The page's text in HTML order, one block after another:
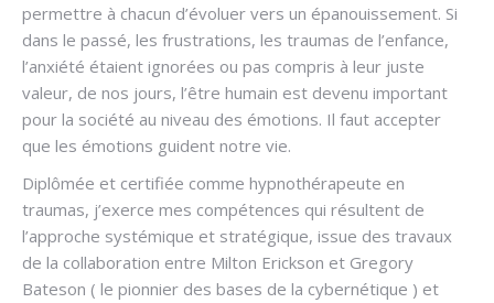
permettre à chacun d’évoluer vers un épanouissement. Si
dans le passé, les frustrations, les traumas de l’enfance,
l’anxiété étaient ignorées ou pas compris à leur juste
valeur, de nos jours, l’être humain est devenu important
pour la société au niveau des émotions. Il faut accepter
que les émotions guident notre vie.
Diplômée et certifiée comme hypnothérapeute en
traumas, j’exerce mes compétences qui résultent de
l’approche systémique et stratégique, issue des travaux
de la collaboration entre Milton Erickson et Gregory
Bateson ( le pionnier des bases de la cybernétique ) et